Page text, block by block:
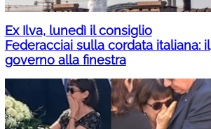
Ex Ilva, lunedì il consiglio
Federacciai sulla cordata italiana: il
governo alla finestra